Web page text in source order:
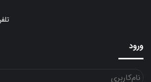
تلفن: 5358
ورود